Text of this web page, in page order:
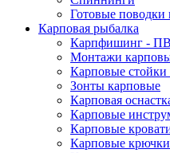
Готовые поводки
Карповая рыбалка
Карпфишинг -
Монтажи
Карповые
Зонты карповые
Карповая
Карповые
Карповые
Карповые